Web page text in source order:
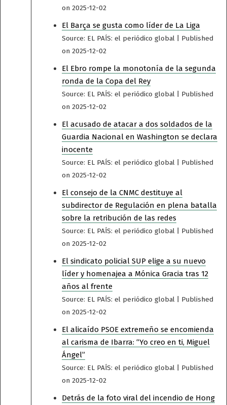
on 2025-12-02
El Barça se gusta como líder de La Liga
Source: EL PAÍS: el periódico global
Published
on 2025-12-02
El Ebro rompe la monotonía de la segunda
ronda de la Copa del Rey
Source: EL PAÍS: el periódico global
Published
on 2025-12-02
El acusado de atacar a dos soldados de la
Guardia Nacional en Washington se declara
inocente
Source: EL PAÍS: el periódico global
Published
on 2025-12-02
El consejo de la CNMC destituye al
subdirector de Regulación en plena batalla
sobre la retribución de las redes
Source: EL PAÍS: el periódico global
Published
on 2025-12-02
El sindicato policial SUP elige a su nuevo
líder y homenajea a Mónica Gracia tras 12
años al frente
Source: EL PAÍS: el periódico global
Published
on 2025-12-02
El alicaído PSOE extremeño se encomienda
al carisma de Ibarra: “Yo creo en ti, Miguel
Ángel”
Source: EL PAÍS: el periódico global
Published
on 2025-12-02
Detrás de la foto viral del incendio de Hong